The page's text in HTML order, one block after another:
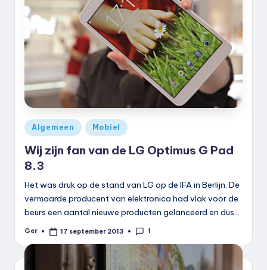
Geplaatst
Algemeen Mobiel
Wij zijn fan van de LG Optimus G Pad
8.3
Het was druk op de stand van LG op de IFA in Berlijn. De
vermaarde producent van elektronica had vlak voor de
beurs een aantal nieuwe producten gelanceerd en dus…
Geplaatst
Ger 17 september 2013 1